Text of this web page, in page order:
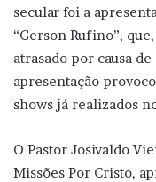
secular foi a
“Gerson Rufino”,
atrasado por causa
apresentação
shows já realizados
O Pastor Josivaldo
Missões Por Cristo,